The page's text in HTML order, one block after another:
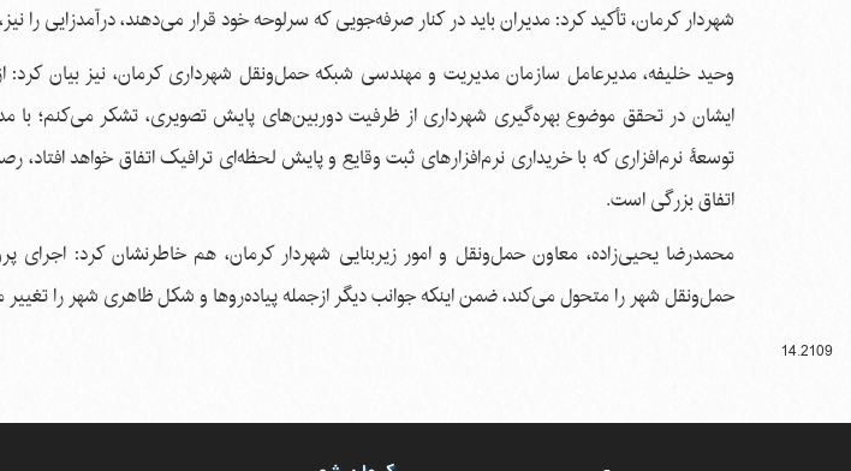
شهردار کرمان، تأکید کرد: مدیران باید در کنار صرفه‌جویی که سرلوحه خود قرار می‌دهند، درآمدزایی را
وحید خلیفه، مدیرعامل سازمان مدیریت و مهندسی شبکه حمل‌ونقل شهرداری کرمان، نیز بیان کرد:
ایشان در تحقق موضوع بهره‌گیری شهرداری از ظرفیت دوربین‌های پایش تصویری، تشکر می‌کنم؛ با
توسعۀ نرم‌افزاری که با خریداری نرم‌افزارهای ثبت وقایع و پایش لحظه‌ای ترافیک‌ اتفاق خواهد
اتفاق بزرگی است.
حمل‌ونقل شهر را متحول می‌کند، ضمن اینکه جوانب دیگر ازجمله پیاده‌روها و شکل ظاهری شهر را
14.2109